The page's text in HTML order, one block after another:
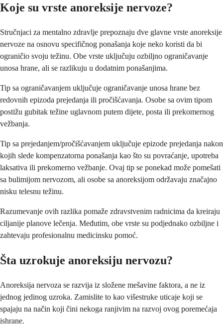
Koje su vrste anoreksije nervoze?
Stručnjaci za mentalno zdravlje prepoznaju dve glavne vrste anoreksije
nervoze na osnovu specifičnog ponašanja koje neko koristi da bi
ograničio svoju težinu. Obe vrste uključuju ozbiljno ograničavanje
unosa hrane, ali se razlikuju u dodatnim ponašanjima.
Tip sa ograničavanjem uključuje ograničavanje unosa hrane bez
redovnih epizoda prejedanja ili pročišćavanja. Osobe sa ovim tipom
postižu gubitak težine uglavnom putem dijete, posta ili prekomernog
vežbanja.
Tip sa prejedanjem/pročišćavanjem uključuje epizode prejedanja nakon
kojih slede kompenzatorna ponašanja kao što su povraćanje, upotreba
laksativa ili prekomerno vežbanje. Ovaj tip se ponekad može pomešati
sa bulimijom nervozom, ali osobe sa anoreksijom održavaju značajno
nisku telesnu težinu.
Razumevanje ovih razlika pomaže zdravstvenim radnicima da kreiraju
ciljanije planove lečenja. Međutim, obe vrste su podjednako ozbiljne i
zahtevaju profesionalnu medicinsku pomoć.
Šta uzrokuje anoreksiju nervozu?
Anoreksija nervoza se razvija iz složene mešavine faktora, a ne iz
jednog jedinog uzroka. Zamislite to kao višestruke uticaje koji se
spajaju na način koji čini nekoga ranjivim na razvoj ovog poremećaja
ishrane.